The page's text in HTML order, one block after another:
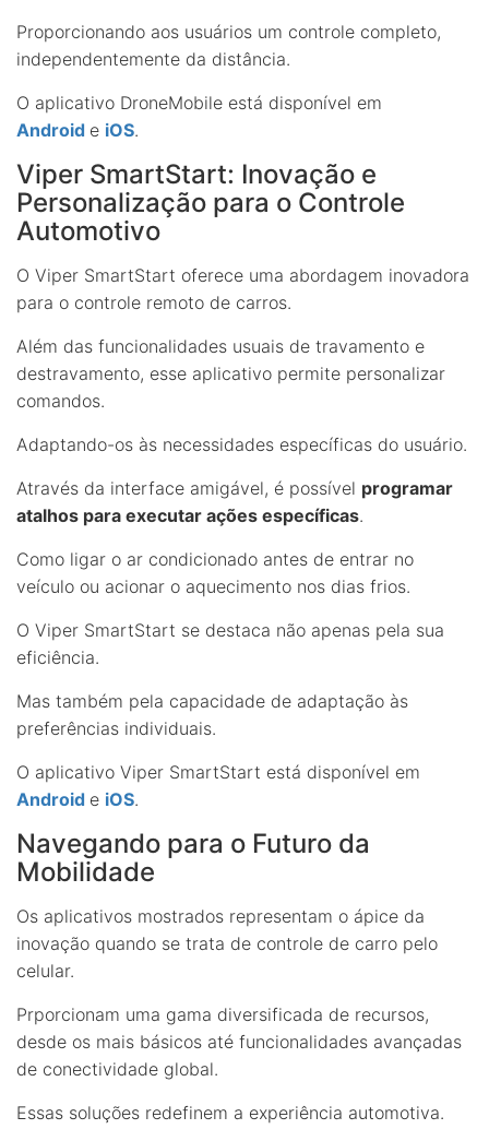
Proporcionando aos usuários um controle completo,
independentemente da distância.
O aplicativo DroneMobile está disponível em
Android e iOS.
Viper SmartStart: Inovação e
Personalização para o Controle
Automotivo
O Viper SmartStart oferece uma abordagem inovadora
para o controle remoto de carros.
Além das funcionalidades usuais de travamento e
destravamento, esse aplicativo permite personalizar
comandos.
Adaptando-os às necessidades específicas do usuário.
Através da interface amigável, é possível programar
atalhos para executar ações específicas.
Como ligar o ar condicionado antes de entrar no
veículo ou acionar o aquecimento nos dias frios.
O Viper SmartStart se destaca não apenas pela sua
eficiência.
Mas também pela capacidade de adaptação às
preferências individuais.
O aplicativo Viper SmartStart está disponível em
Android e iOS.
Navegando para o Futuro da
Mobilidade
Os aplicativos mostrados representam o ápice da
inovação quando se trata de controle de carro pelo
celular.
Prporcionam uma gama diversificada de recursos,
desde os mais básicos até funcionalidades avançadas
de conectividade global.
Essas soluções redefinem a experiência automotiva.